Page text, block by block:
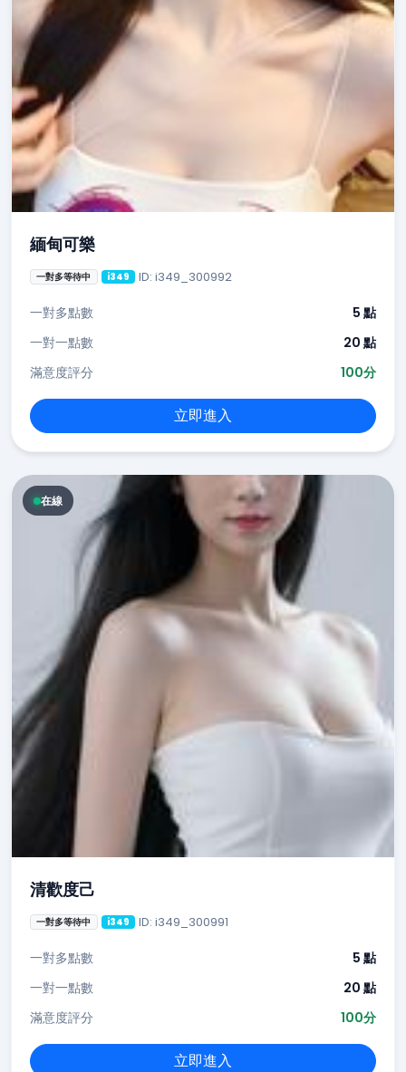
緬甸可樂
一對多等待中 i349 ID: i349_300992
一對多點數
5 點
一對一點數
20 點
滿意度評分
100分
立即進入
在線
清歡度己
一對多等待中 i349 ID: i349_300991
一對多點數
5 點
一對一點數
20 點
滿意度評分
100分
立即進入